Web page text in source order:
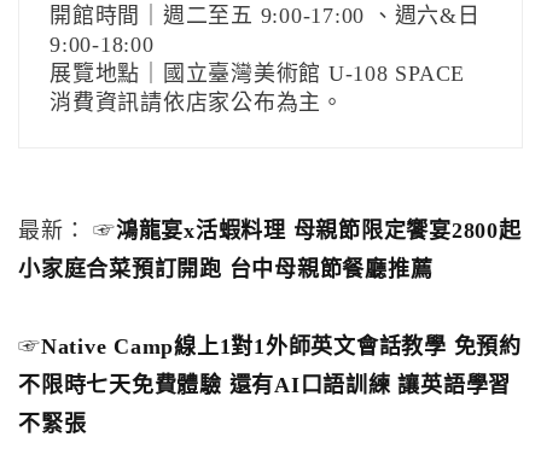
開館時間｜週二至五 9:00-17:00 、週六&日
9:00-18:00
展覽地點｜國立臺灣美術館 U-108 SPACE
消費資訊請依店家公布為主。
最新： ☞鴻龍宴x活蝦料理 母親節限定饗宴2800起
小家庭合菜預訂開跑 台中母親節餐廳推薦
☞Native Camp線上1對1外師英文會話教學 免預約
不限時七天免費體驗 還有AI口語訓練 讓英語學習
不緊張